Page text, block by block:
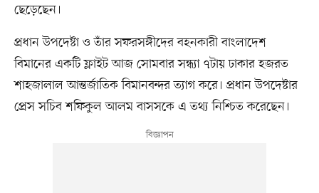
ছেড়েছেন।
প্রধান উপদেষ্টা ও তাঁর সফরসঙ্গীদের বহনকারী বাংলাদেশ
বিমানের একটি ফ্লাইট আজ সোমবার সন্ধ্যা ৭টায় ঢাকার হজরত
শাহজালাল আন্তর্জাতিক বিমানবন্দর ত্যাগ করে। প্রধান উপদেষ্টার
প্রেস সচিব শফিকুল আলম বাসসকে এ তথ্য নিশ্চিত করেছেন।